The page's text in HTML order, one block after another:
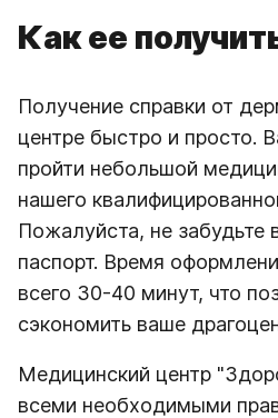
Как ее
Получение справки от
центре быстро и просто.
пройти небольшой
нашего
Пожалуйста, не забудьте
паспорт. Время
всего 30-40 минут, что
сэкономить ваше
Медицинский центр
всеми необходимыми